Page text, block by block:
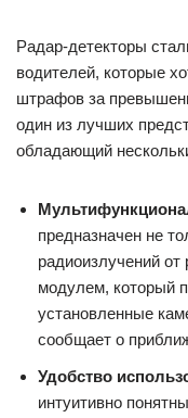
Радар-детекторы
водителей, которые
штрафов за
один из лучших
обладающий
предназначен не
радиоизлучений
модулем, который
установленные
сообщает о
Удобство
интуитивно